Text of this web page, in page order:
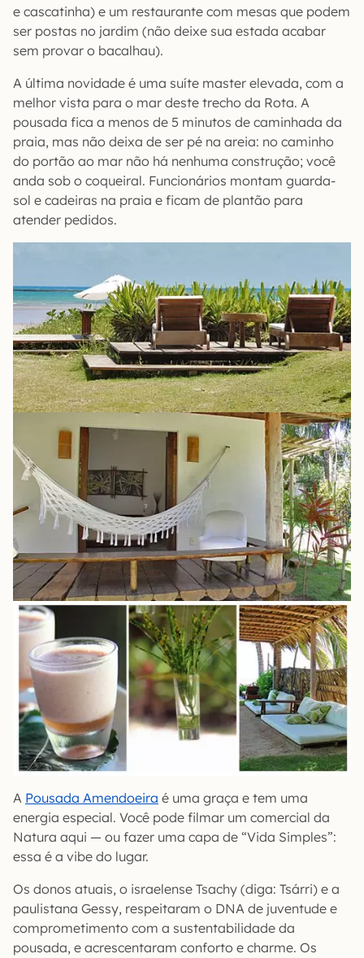
e cascatinha) e um restaurante com mesas que podem
ser postas no jardim (não deixe sua estada acabar
sem provar o bacalhau).
A última novidade é uma suíte master elevada, com a
melhor vista para o mar deste trecho da Rota. A
pousada fica a menos de 5 minutos de caminhada da
praia, mas não deixa de ser pé na areia: no caminho
do portão ao mar não há nenhuma construção; você
anda sob o coqueiral. Funcionários montam guarda-
sol e cadeiras na praia e ficam de plantão para
atender pedidos.
A Pousada Amendoeira é uma graça e tem uma
energia especial. Você pode filmar um comercial da
Natura aqui — ou fazer uma capa de “Vida Simples”:
essa é a vibe do lugar.
Os donos atuais, o israelense Tsachy (diga: Tsárri) e a
paulistana Gessy, respeitaram o DNA de juventude e
comprometimento com a sustentabilidade da
pousada, e acrescentaram conforto e charme. Os